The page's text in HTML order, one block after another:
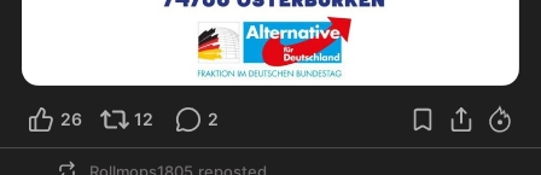
26 12 2